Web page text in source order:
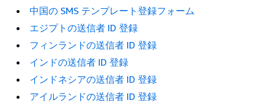
中国の SMS テンプレート登録フォーム
エジプトの送信者 ID 登録
フィンランドの送信者 ID 登録
インドの送信者 ID 登録
インドネシアの送信者 ID 登録
アイルランドの送信者 ID 登録